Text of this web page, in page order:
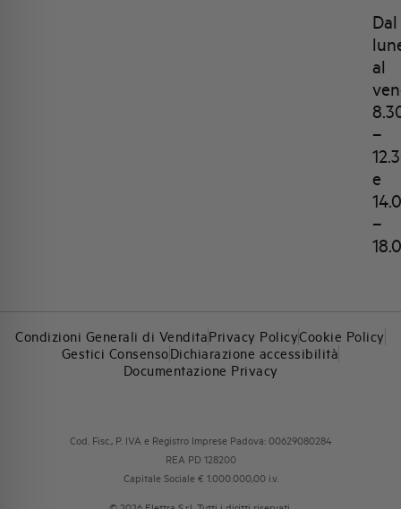
Dal
al
–
e
–
Condizioni Generali di VenditaPrivacy PolicyCookie Policy
Gestici ConsensoDichiarazione accessibilità
Documentazione Privacy
Cod. Fisc., P. IVA e Registro Imprese Padova: 00629080284
REA PD 128200
Capitale Sociale € 1.000.000,00 i.v.